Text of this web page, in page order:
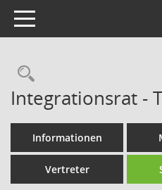
Toggle navigation
Integrationsrat -
Informationen
Vertreter